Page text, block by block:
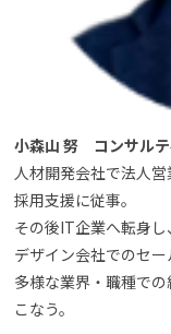
小森山 努 コンサル
人材開発会社で法人
採用支援に従事。
その後IT企業へ転身し
デザイン会社でのセー
多様な業界・職種で
こなう。